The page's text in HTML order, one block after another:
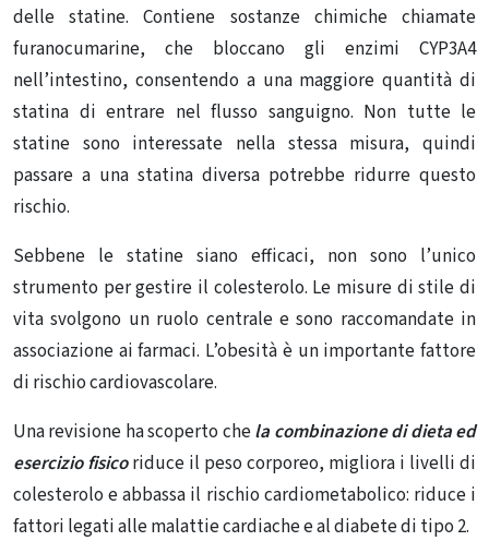
delle statine. Contiene sostanze chimiche chiamate
furanocumarine, che bloccano gli enzimi CYP3A4
nell’intestino, consentendo a una maggiore quantità di
statina di entrare nel flusso sanguigno. Non tutte le
statine sono interessate nella stessa misura, quindi
passare a una statina diversa potrebbe ridurre questo
rischio.
Sebbene le statine siano efficaci, non sono l’unico
strumento per gestire il colesterolo. Le misure di stile di
vita svolgono un ruolo centrale e sono raccomandate in
associazione ai farmaci. L’obesità è un importante fattore
di rischio cardiovascolare.
Unarevisione ha scoperto chela combinazione di dieta ed
esercizio fisicoriduce il peso corporeo, migliora i livelli di
colesterolo e abbassa il rischio cardiometabolico: riduce i
fattori legati alle malattie cardiache e al diabete di tipo 2.